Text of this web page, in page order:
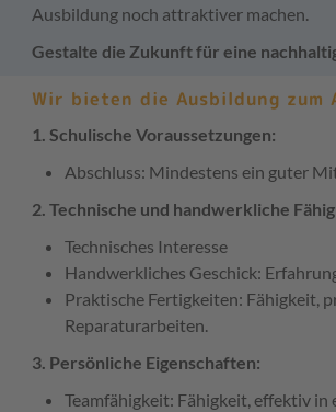
Ausbildung noch attraktiver machen.
Gestalte die Zukunft für eine
Wir bieten die Ausbildung zum
1. Schulische Voraussetzungen:
Abschluss: Mindestens ein guter
2. Technische und handwerkliche
Technisches Interesse
Handwerkliches Geschick:
Praktische Fertigkeiten: Fähigkeit,
Reparaturarbeiten.
3. Persönliche Eigenschaften:
Teamfähigkeit: Fähigkeit, effektiv